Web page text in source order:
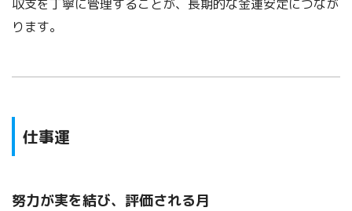
収支を丁寧に管理することが、長期的な金運安定につなが
ります。
仕事運
努力が実を結び、評価される月